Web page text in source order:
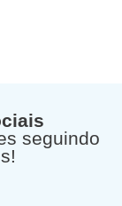
seguindo